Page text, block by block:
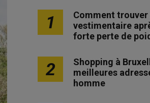
1
Comment trouver
vestimentaire
forte perte de
2
Shopping à
meilleures
homme